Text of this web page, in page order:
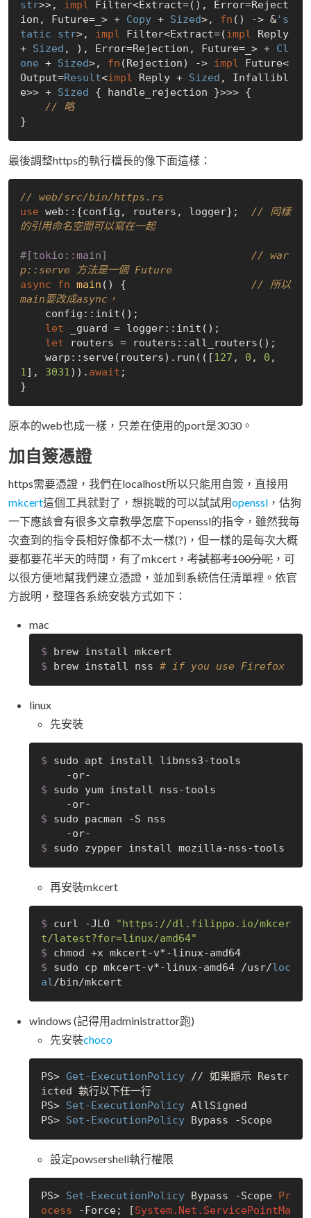
str>>, impl Filter<Extract=(), Error=Reject
ion, Future=_> + Copy + Sized>, fn () -> &'s
tatic
str>, impl Filter<Extract=(impl Reply
+ Sized , ), Error=Rejection, Future=_> + Cl
one + Sized>, fn (Rejection) -> impl Future<
Output=Result<impl Reply + Sized , Infallibl
e>> + Sized { handle_rejection }>>> {
// 略
最後調整https的執行檔長的像下面這樣：
// web/src/bin/https.rs
use web::{config, routers, logger}; // 同樣
的引用命名空間可以寫在一起
#[tokio::main]
// war
p::serve 方法是一個 Future
async
fn main () { // 所以
main要改成async，
let _guard = logger::init();
let routers = routers::all_routers();
    warp::serve(routers).run(([
127 , 0 , 0
1], 3031)). await ;
原本的web也成一樣，只差在使用的port是3030。
加自簽憑證
https需要憑證，我們在localhost所以只能用自簽，直接用
mkcert這個工具就對了，想挑戰的可以試試用openssl ，估狗
一下應該會有很多文章教學怎麼下openssl的指令，雖然我每
次查到的指令長相好像都不太一樣(?)，但一樣的是每次大概
要都要花半天的時間，有了mkcert， 考試都考100分呢 ，可
以很方便地幫我們建立憑證，並加到系統信任清單裡。依官
方說明，整理各系統安裝方式如下：
mac
$ brew install mkcert
$ brew install nss # if you use Firefox
linux
先安裝
$ sudo apt install libnss3-tools
$ sudo yum install nss-tools
$ sudo pacman -S nss
$ sudo zypper install mozilla-nss-tools
再安裝mkcert
$ curl -JLO
"https://dl.filippo.io/mkcer
t/latest?for=linux/amd64"
$ chmod +x mkcert-v*-linux-amd64
$ sudo cp mkcert-v*-linux-amd64 /usr/loc
al/bin/mkcert
windows (記得用administrattor跑)
先安裝choco
PS> Get-ExecutionPolicy // 如果顯示 Restr
icted 執行以下任一行
PS> Set-ExecutionPolicy AllSigned
PS> Set-ExecutionPolicy Bypass -Scope
設定powsershell執行權限
PS> Set-ExecutionPolicy Bypass -Scope
Pr
ocess
-Force; [System.Net.ServicePointMa